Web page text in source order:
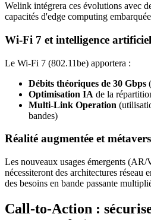
Welink intégrera ces évolutions avec
capacités d'edge computing
Wi-Fi 7 et intelligence
Le Wi-Fi 7 (802.11be) apportera :
Débits théoriques de 30 Gbps
Optimisation IA de la
Multi-Link Operation
bandes)
Réalité augmentée et
Les nouveaux usages émergents
nécessiteront des architectures réseau
des besoins en bande passante
Call-to-Action :